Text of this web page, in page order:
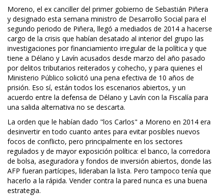
Moreno, el ex canciller del primer gobierno de Sebastián Piñera
y designado esta semana ministro de Desarrollo Social para el
segundo periodo de Piñera, llegó a mediados de 2014 a hacerse
cargo de la crisis que habían desatado al interior del grupo las
investigaciones por financiamiento irregular de la política y que
tiene a Délano y Lavín acusados desde marzo del año pasado
por delitos tributarios reiterados y cohecho, y para quienes el
Ministerio Público solicitó una pena efectiva de 10 años de
prisión. Eso sí, están todos los escenarios abiertos, y un
acuerdo entre la defensa de Délano y Lavín con la Fiscalía para
una salida alternativa no se descarta.
La orden que le habían dado "los Carlos" a Moreno en 2014 era
desinvertir en todo cuanto antes para evitar posibles nuevos
focos de conflicto, pero principalmente en los sectores
regulados y de mayor exposición política: el banco, la corredora
de bolsa, aseguradora y fondos de inversión abiertos, donde las
AFP fueran partícipes, lideraban la lista. Pero tampoco tenía que
hacerlo a la rápida. Vender contra la pared nunca es una buena
estrategia.